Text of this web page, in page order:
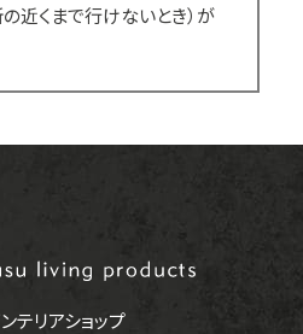
近くまで行けないとき）が
テリアショップ